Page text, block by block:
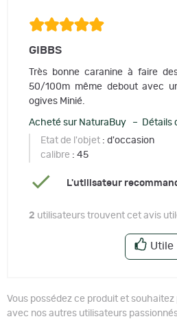
GIBBS
Très bonne caranine à faire
50/100m même debout avec
ogives Minié.
Acheté sur NaturaBuy – Détails
Etat de l'objet : d'occasion
calibre : 45
L'utilisateur
2 utilisateurs trouvent cet avis
Utile
Vous possédez ce produit et
avec nos autres utilisateurs